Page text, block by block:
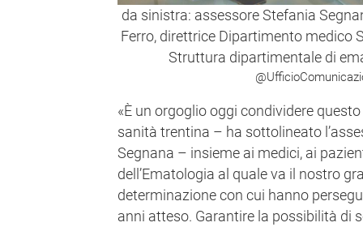
da sinistra: assessore Stefania
Ferro, direttrice Dipartimento medico
Struttura dipartimentale di
«È un orgoglio oggi condividere
sanità trentina – ha sottolineato
Segnana – insieme ai medici, ai
dell’Ematologia al quale va il nostro
determinazione con cui hanno
anni atteso. Garantire la possibilità di